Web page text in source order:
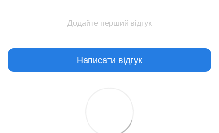
Додайте перший відгук
Написати відгук